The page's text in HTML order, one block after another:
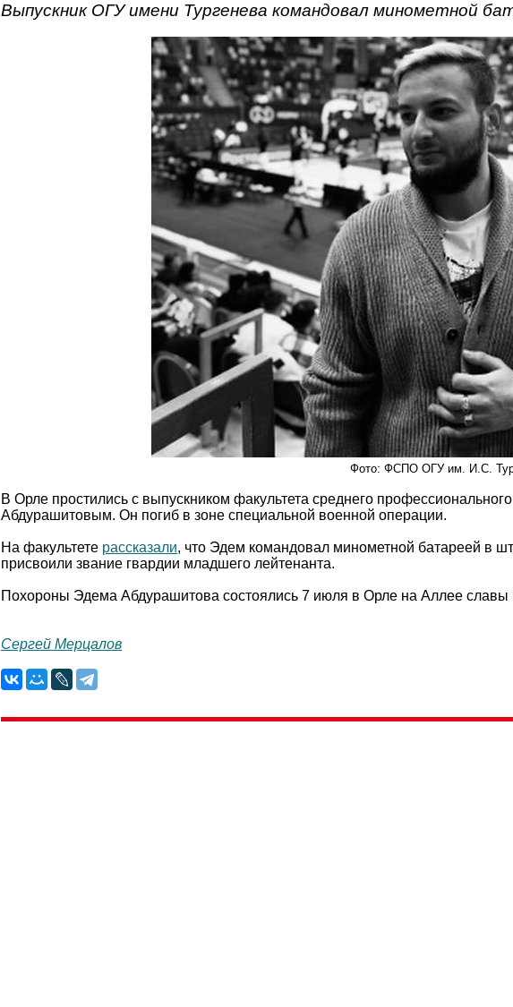
Выпускник ОГУ имени Тургенева командовал минометной
Фото: ФСПО ОГУ им. И.С.
В Орле простились с выпускником факультета среднего
Абдурашитовым. Он погиб в зоне специальной военной операции.
На факультете рассказали, что Эдем командовал минометной батареей в
присвоили звание гвардии младшего лейтенанта.
Похороны Эдема Абдурашитова состоялись 7 июля в Орле на Аллее славы
Сергей Мерцалов